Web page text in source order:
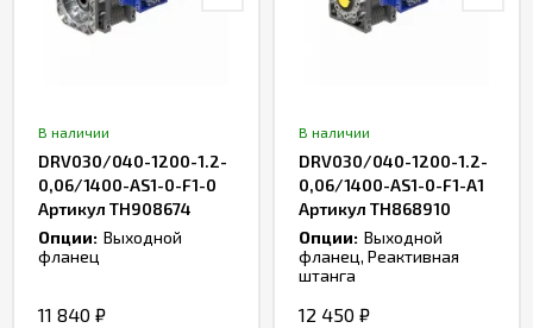
В наличии
DRV030/040-1200-1.2-
0,06/1400-AS1-0-F1-0
Артикул TH908674
Опции: Выходной
фланец
11 840 ₽
В наличии
DRV030/040-1200-1.2-
0,06/1400-AS1-0-F1-A1
Артикул TH868910
Опции: Выходной
фланец, Реактивная
штанга
12 450 ₽